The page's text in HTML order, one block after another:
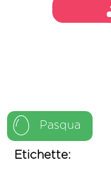
Pasqua
Etichette: